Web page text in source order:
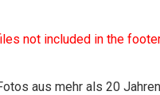
not included in the
aus mehr als 20